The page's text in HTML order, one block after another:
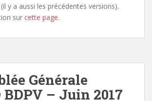
(il y a aussi les précédentes versions).
sur cette page.
Générale
BDPV – Juin 2017